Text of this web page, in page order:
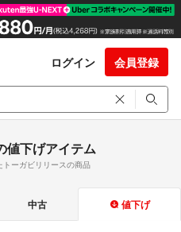
ログイン 会員登録
値下げアイテム
ーガビリリースの商品
中古 値下げ